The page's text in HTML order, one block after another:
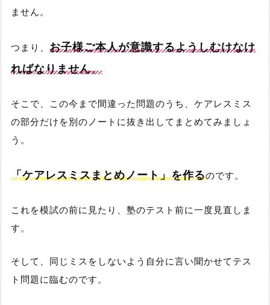
ません。
つまり、 お子様ご本人が意識するようしむけなけ
ればなりません。
そこで、この今まで間違った問題のうち、ケアレスミス
の部分だけを別のノートに抜き出してまとめてみましょ
う。
「ケアレスミスまとめノート」を作るのです。
これを模試の前に見たり、塾のテスト前に一度見直しま
す。
そして、同じミスをしないよう自分に言い聞かせてテス
ト問題に臨むのです。